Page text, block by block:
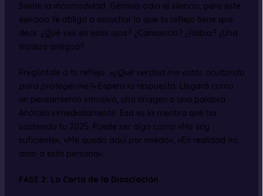
Siente la incomodidad. Géminis odia el silencio, pero este
ejercicio te obliga a escuchar lo que tu reflejo tiene que
decir. ¿Qué ves en esos ojos? ¿Cansancio? ¿Rabia? ¿Una
tristeza antigua?
Pregúntale a tu reflejo: «¿Qué verdad me estás ocultando
para protegerme?»Espera la respuesta. Llegará como
un pensamiento intrusivo, una imagen o una palabra.
Anótala inmediatamente. Esa es la mentira que ha
sostenido tu 2025. Puede ser algo como «No soy
suficiente», «Me quedo aquí por miedo», «En realidad no
amo a esta persona».
FASE 2: La Carta de la Disociación